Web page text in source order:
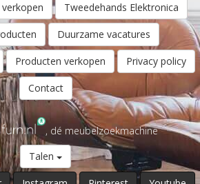
Tweedehands Elektronica
Duurzame vacatures
Producten verkopen Privacy policy
Contact
, dé meubelzoekmachine
Talen